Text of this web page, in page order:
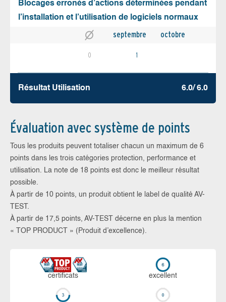
Blocages erronés d’actions déterminées pendant
l’installation et l’utilisation de logiciels normaux
septembre octobre
0 1
Résultat Utilisation 6.0/ 6.0
Évaluation avec système de points
Tous les produits peuvent totaliser chacun un maximum de 6
points dans les trois catégories protection, performance et
utilisation. La note de 18 points est donc le meilleur résultat
possible.
À partir de 10 points, un produit obtient le label de qualité AV-
TEST.
À partir de 17,5 points, AV-TEST décerne en plus la mention
« TOP PRODUCT » (Produit d’excellence).
certi­ficats ex­cellent